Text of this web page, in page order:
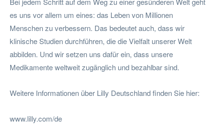
es uns vor allem um eines: das Leben von Millionen
Menschen zu verbessern. Das bedeutet auch, dass wir
klinische Studien durchführen, die die Vielfalt unserer Welt
abbilden. Und wir setzen uns dafür ein, dass unsere
Medikamente weltweit zugänglich und bezahlbar sind.
Weitere Informationen über Lilly Deutschland finden Sie hier:
www.lilly.com/de